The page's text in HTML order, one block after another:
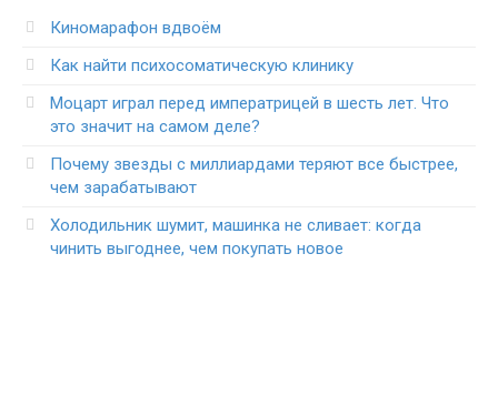
Киномарафон вдвоём
Как найти психосоматическую клинику
Моцарт играл перед императрицей в шесть лет. Что
это значит на самом деле?
Почему звезды с миллиардами теряют все быстрее,
чем зарабатывают
Холодильник шумит, машинка не сливает: когда
чинить выгоднее, чем покупать новое